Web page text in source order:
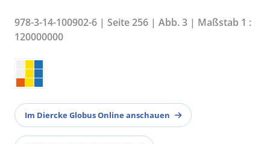
978-3-14-100902-6 | Seite 256 | Abb. 3 | Maßstab 1 :
120000000
Im Diercke Globus Online anschauen